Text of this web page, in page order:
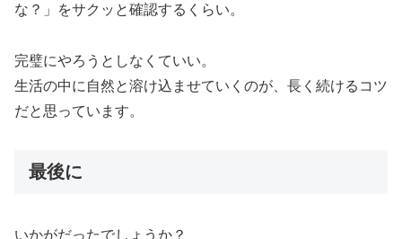
な？」をサクッと確認するくらい。
完璧にやろうとしなくていい。
生活の中に自然と溶け込ませていくのが、長く続けるコツ
だと思っています。
最後に
いかがだったでしょうか？